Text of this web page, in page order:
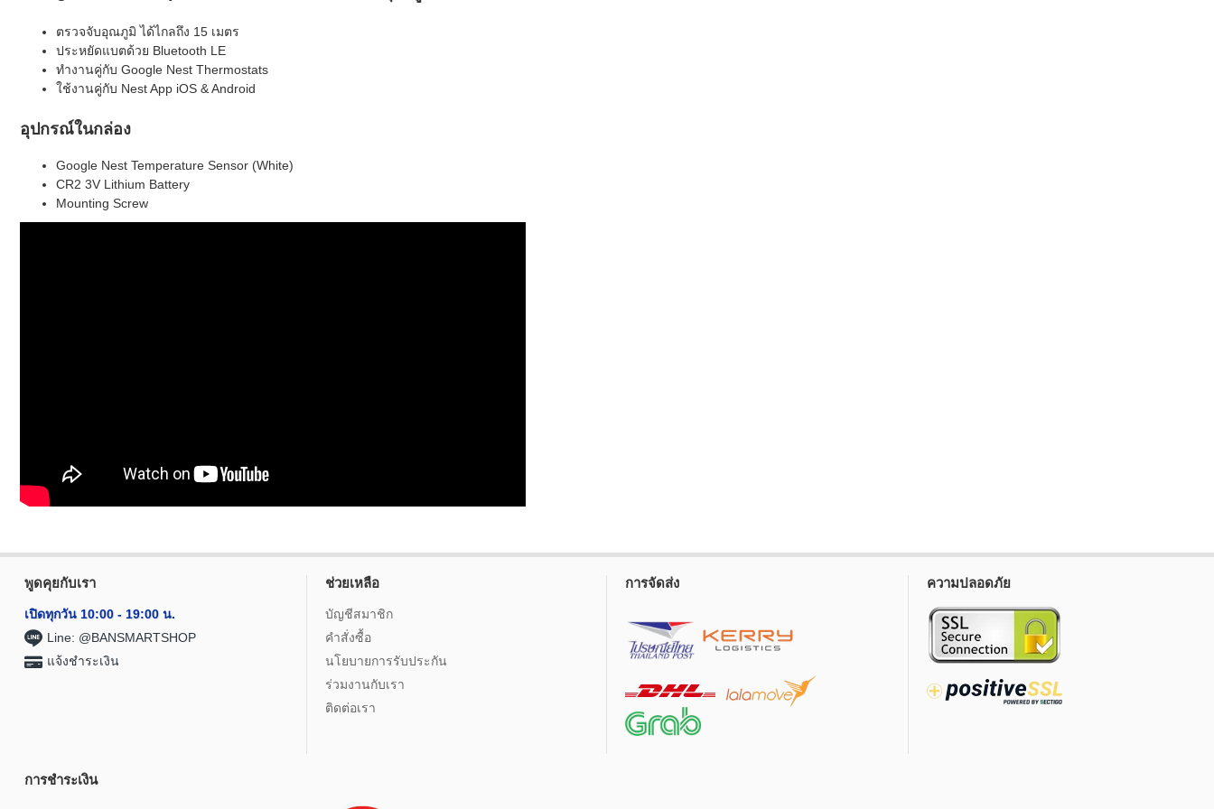
ตรวจจับอุณภูมิ ได้ไกลถึง 15 เมตร
ประหยัดแบตด้วย Bluetooth LE
ทำงานคู่กับ Google Nest Thermostats
ใช้งานคู่กับ Nest App iOS & Android
อุปกรณ์ในกล่อง
Google Nest Temperature Sensor (White)
CR2 3V Lithium Battery
Mounting Screw
พูดคุยกับเรา
เปิดทุกวัน 10:00 - 19:00 น.
Line: @BANSMARTSHOP
แจ้งชำระเงิน
ช่วยเหลือ
บัญชีสมาชิก
คำสั่งซื้อ
นโยบายการรับประกัน
ร่วมงานกับเรา
ติดต่อเรา
การจัดส่ง ความปลอดภัย
การชำระเงิน